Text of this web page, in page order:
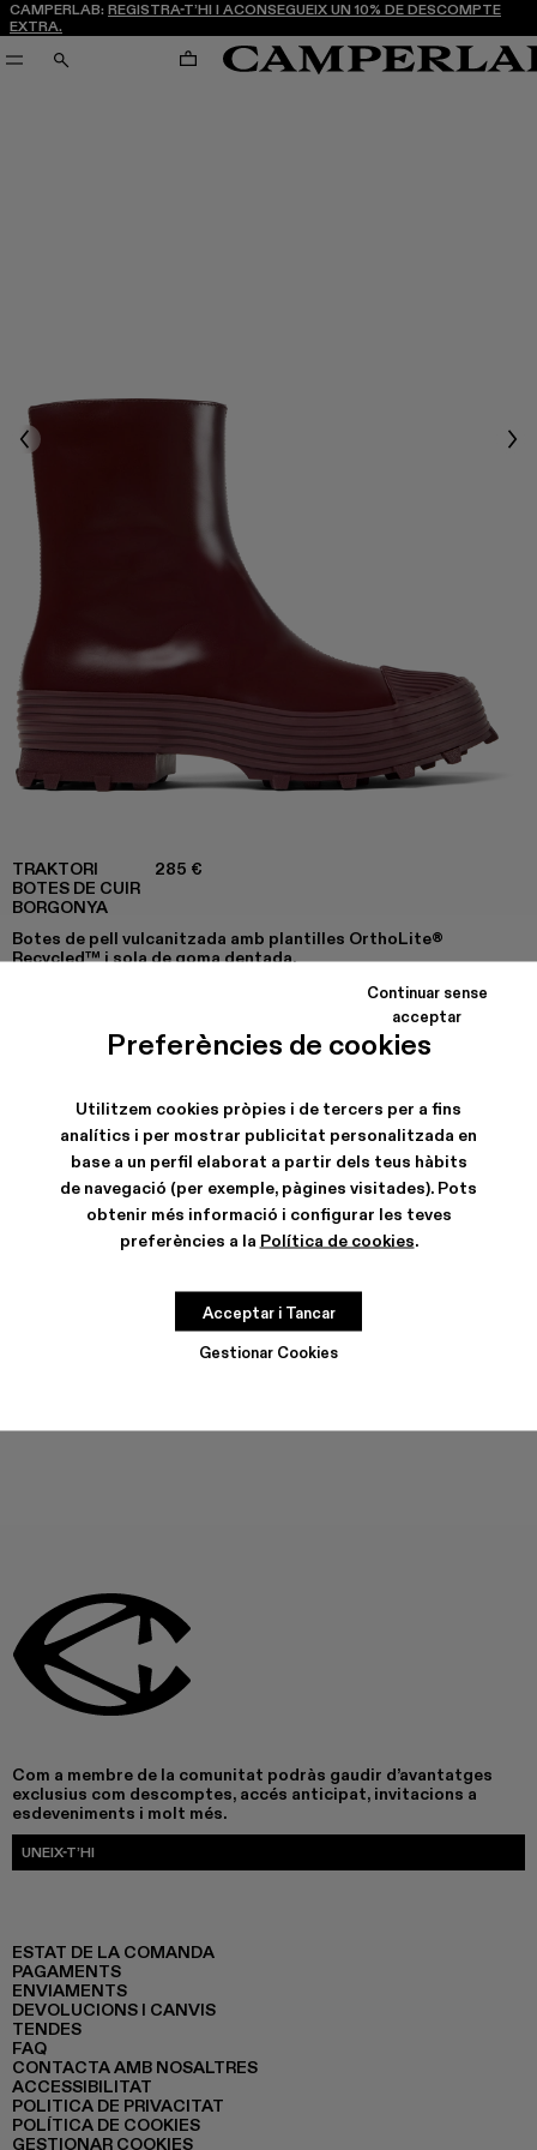
Preferències de cookies
Utilitzem cookies pròpies i de tercers per a fins
analítics i per mostrar publicitat personalitzada en
base a un perfil elaborat a partir dels teus hàbits
de navegació (per exemple, pàgines visitades). Pots
obtenir més informació i configurar les teves
preferències a la Política de cookies.
Gestionar Cookies
Continuar sense
acceptar
Acceptar i Tancar
CAMPERLAB: REGISTRA-T’HI I ACONSEGUEIX UN 10% DE DESCOMPTE
EXTRA.
CERCA CARRO
Previous
TRAKTORI
BOTES DE CUIR
BORGONYA
285 €
Botes de pell vulcanitzada amb plantilles OrthoLite®
Recycled™ i sola de goma dentada.
CARACTERÍSTIQUES
CURA DEL PRODUCTE
Com a membre de la comunitat podràs gaudir d’avantatges
exclusius com descomptes, accés anticipat, invitacions a
esdeveniments i molt més.
UNEIX-T’HI
ESTAT DE LA COMANDA
PAGAMENTS
ENVIAMENTS
DEVOLUCIONS I CANVIS
TENDES
FAQ
CONTACTA AMB NOSALTRES
ACCESSIBILITAT
POLITICA DE PRIVACITAT
POLÍTICA DE COOKIES
GESTIONAR COOKIES